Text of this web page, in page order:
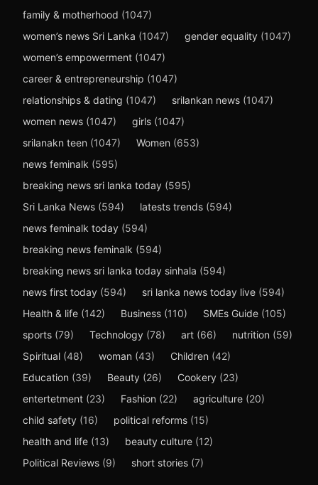
family & motherhood (1047)
women’s news Sri Lanka (1047) gender equality (1047)
women’s empowerment (1047)
career & entrepreneurship (1047)
relationships & dating (1047) srilankan news (1047)
women news (1047) girls (1047)
srilanakn teen (1047) Women (653)
news feminalk (595)
breaking news sri lanka today (595)
Sri Lanka News (594) latests trends (594)
news feminalk today (594)
breaking news feminalk (594)
breaking news sri lanka today sinhala (594)
news first today (594) sri lanka news today live (594)
Health & life (142) Business (110) SMEs Guide (105)
sports (79) Technology (78) art (66) nutrition (59)
Spiritual (48) woman (43) Children (42)
Education (39) Beauty (26) Cookery (23)
entertetment (23) Fashion (22) agriculture (20)
child safety (16) political reforms (15)
health and life (13) beauty culture (12)
Political Reviews (9) short stories (7)